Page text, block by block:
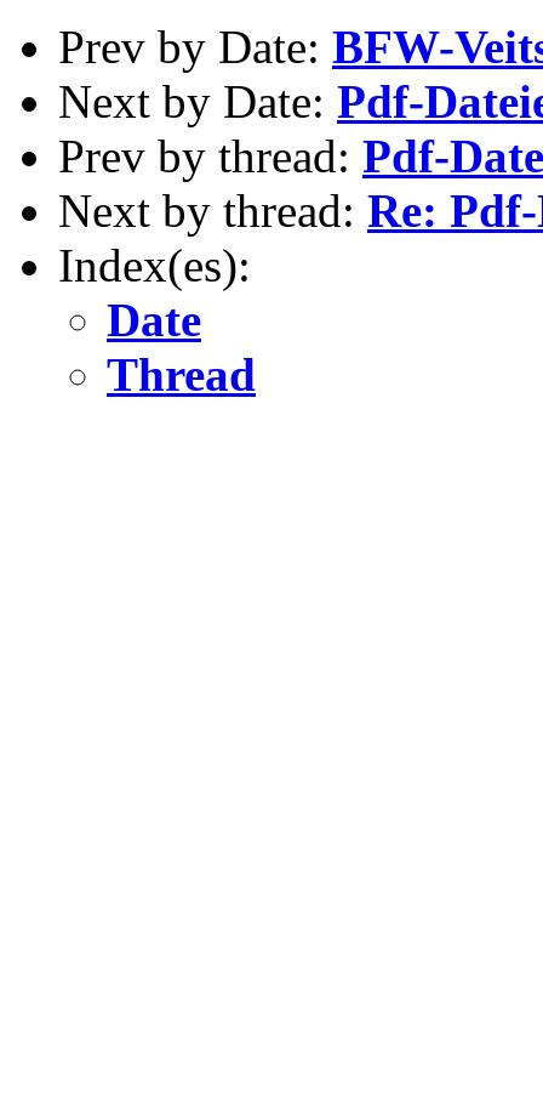
Prev by Date: BFW-
Next by Date: Pdf-
Prev by thread: Pdf-
Next by thread: Re:
Index(es):
Date
Thread